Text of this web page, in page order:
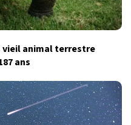
animal terrestre
ans